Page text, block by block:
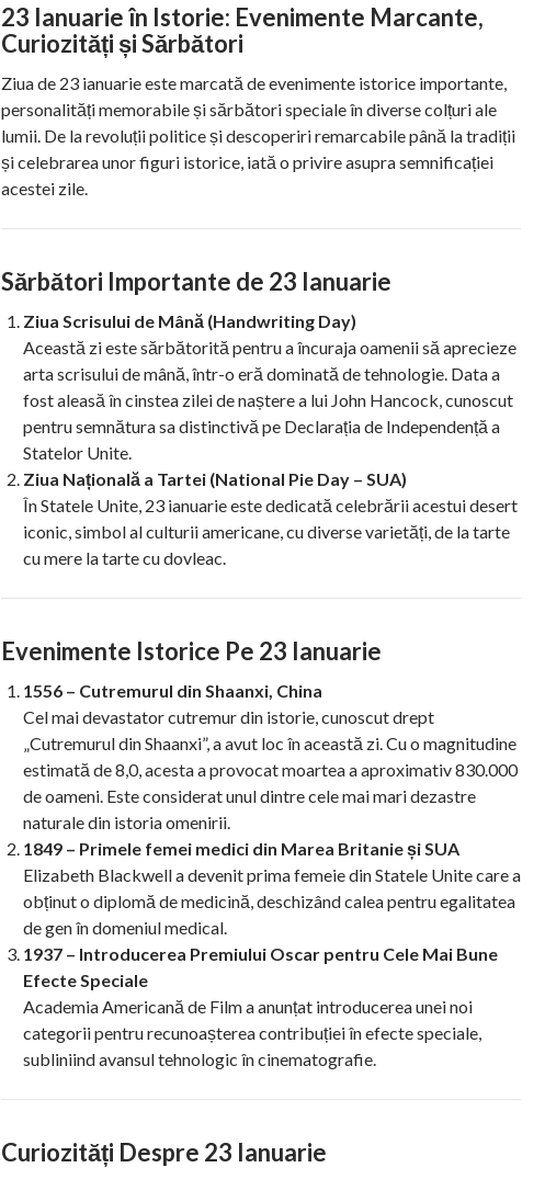
23 Ianuarie în Istorie: Evenimente Marcante,
Curiozități și Sărbători
Ziua de 23 ianuarie este marcată de evenimente istorice importante,
personalități memorabile și sărbători speciale în diverse colțuri ale
lumii. De la revoluții politice și descoperiri remarcabile până la tradiții
și celebrarea unor figuri istorice, iată o privire asupra semnificației
acestei zile.
Sărbători Importante de 23 Ianuarie
Ziua Scrisului de Mână (Handwriting Day)
Această zi este sărbătorită pentru a încuraja oamenii să aprecieze
arta scrisului de mână, într-o eră dominată de tehnologie. Data a
fost aleasă în cinstea zilei de naștere a lui John Hancock, cunoscut
pentru semnătura sa distinctivă pe Declarația de Independență a
Statelor Unite.
Ziua Națională a Tartei (National Pie Day – SUA)
În Statele Unite, 23 ianuarie este dedicată celebrării acestui desert
iconic, simbol al culturii americane, cu diverse varietăți, de la tarte
cu mere la tarte cu dovleac.
Evenimente Istorice Pe 23 Ianuarie
1556 – Cutremurul din Shaanxi, China
Cel mai devastator cutremur din istorie, cunoscut drept
„Cutremurul din Shaanxi”, a avut loc în această zi. Cu o magnitudine
estimată de 8,0, acesta a provocat moartea a aproximativ 830.000
de oameni. Este considerat unul dintre cele mai mari dezastre
naturale din istoria omenirii.
1849 – Primele femei medici din Marea Britanie și SUA
Elizabeth Blackwell a devenit prima femeie din Statele Unite care a
obținut o diplomă de medicină, deschizând calea pentru egalitatea
de gen în domeniul medical.
1937 – Introducerea Premiului Oscar pentru Cele Mai Bune
Efecte Speciale
Academia Americană de Film a anunțat introducerea unei noi
categorii pentru recunoașterea contribuției în efecte speciale,
subliniind avansul tehnologic în cinematografie.
Curiozități Despre 23 Ianuarie